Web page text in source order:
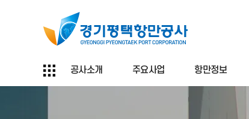
공사소개 주요사업 항만정보